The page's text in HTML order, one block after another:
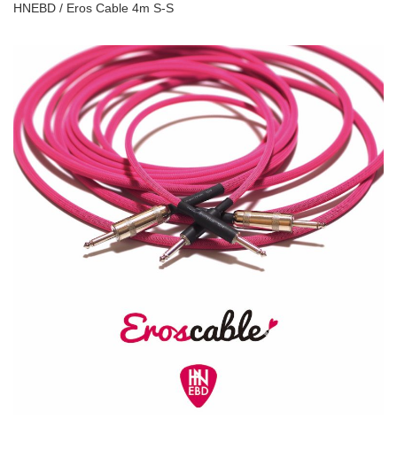
HNEBD / Eros Cable 4m S-S